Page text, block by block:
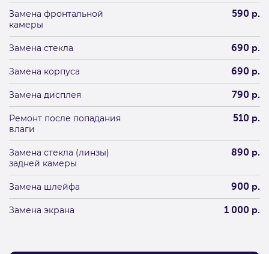
Замена фронтальной
камеры
590 р.
Замена стекла 690 р.
Замена корпуса 690 р.
Замена дисплея 790 р.
Ремонт после попадания
влаги
510 р.
Замена стекла (линзы)
задней камеры
890 р.
Замена шлейфа 900 р.
Замена экрана 1 000 р.